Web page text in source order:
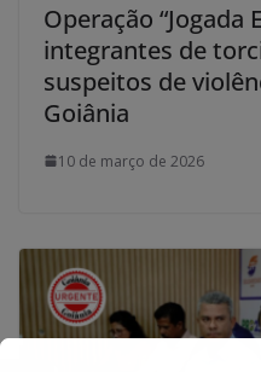
Operação “Jogada
integrantes de
suspeitos de
Goiânia
10 de março de 2026